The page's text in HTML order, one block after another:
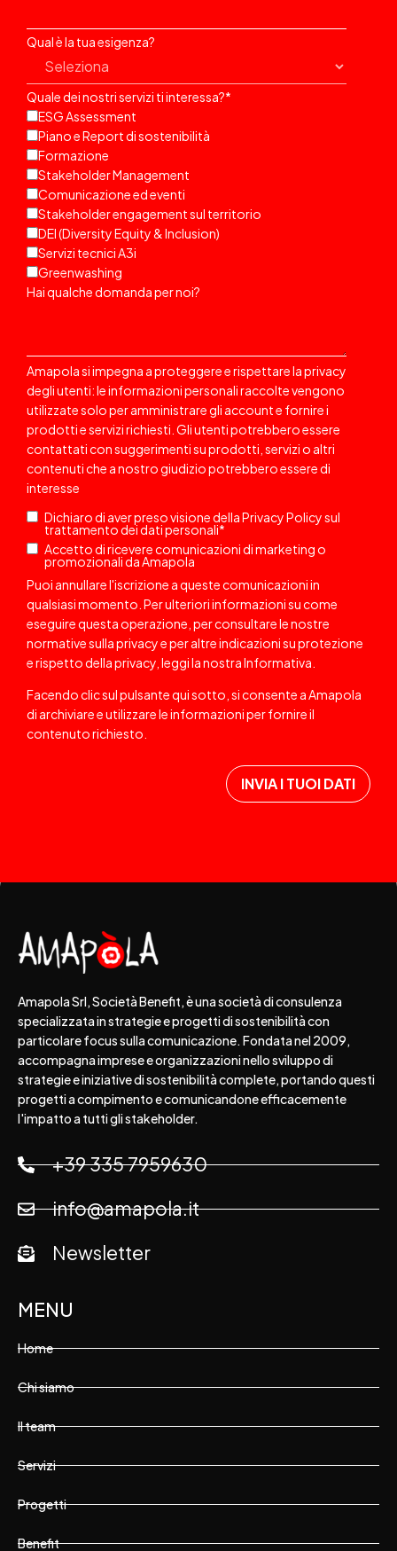
Qual è la tua esigenza?
Quale dei nostri servizi ti interessa?*
ESG Assessment
Piano e Report di sostenibilità
Formazione
Stakeholder Management
Comunicazione ed eventi
Stakeholder engagement sul territorio
DEI (Diversity Equity & Inclusion)
Servizi tecnici A3i
Greenwashing
Hai qualche domanda per noi?
Amapola si impegna a proteggere e rispettare la privacy
degli utenti: le informazioni personali raccolte vengono
utilizzate solo per amministrare gli account e fornire i
prodotti e servizi richiesti. Gli utenti potrebbero essere
contattaticon suggerimenti su prodotti, servizi o altri
contenuti che a nostro giudizio potrebbero essere di
interesse
Dichiaro di aver preso visione dellaPrivacy Policysul
trattamento dei dati personali*
Accetto di ricevere comunicazioni di marketing o
promozionali da Amapola
Puoi annullare l'iscrizione a queste comunicazioni in
qualsiasi momento. Per ulteriori informazioni su come
eseguire questa operazione, per consultare le nostre
normative sulla privacy e per altre indicazioni su protezione
e rispetto della privacy, leggi la nostraInformativa
Facendo clic sul pulsante qui sotto, si consente a Amapola
di archiviare e utilizzare le informazioni per fornire il
contenuto richiesto.
Amapola Srl, Società Benefit, è una società di consulenza
specializzata in strategie e progetti di sostenibilità con
particolare focus sulla comunicazione. Fondata nel 2009,
accompagna imprese e organizzazioni nello sviluppo di
strategie e iniziative di sostenibilità complete, portando questi
progetti a compimento e comunicandone efficacemente
l'impatto a tutti gli stakeholder.
+39 335 7959630
info@amapola.it
Newsletter
MENU
Home
Chi siamo
Il team
Servizi
Progetti
Benefit